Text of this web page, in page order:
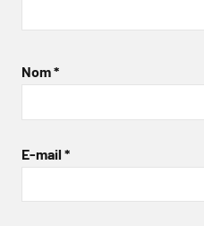
Nom*
E-mail *